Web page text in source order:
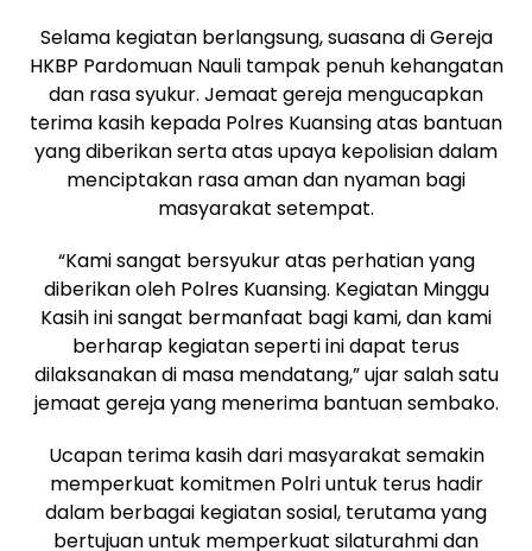
Selama kegiatan berlangsung, suasana di Gereja
HKBP Pardomuan Nauli tampak penuh kehangatan
dan rasa syukur. Jemaat gereja mengucapkan
terima kasih kepada Polres Kuansing atas bantuan
yang diberikan serta atas upaya kepolisian dalam
menciptakan rasa aman dan nyaman bagi
masyarakat setempat.
“Kami sangat bersyukur atas perhatian yang
diberikan oleh Polres Kuansing. Kegiatan Minggu
Kasih ini sangat bermanfaat bagi kami, dan kami
berharap kegiatan seperti ini dapat terus
dilaksanakan di masa mendatang,” ujar salah satu
jemaat gereja yang menerima bantuan sembako.
Ucapan terima kasih dari masyarakat semakin
memperkuat komitmen Polri untuk terus hadir
dalam berbagai kegiatan sosial, terutama yang
bertujuan untuk memperkuat silaturahmi dan